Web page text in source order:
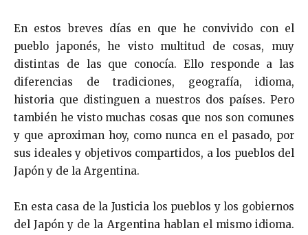
En estos breves días en que he convivido con el
pueblo japonés, he visto multitud de cosas, muy
distintas de las que conocía. Ello responde a las
diferencias de tradiciones, geografía, idioma,
historia que distinguen a nuestros dos países. Pero
también he visto muchas cosas que nos son comunes
y que aproximan hoy, como nunca en el pasado, por
sus ideales y objetivos compartidos, a los pueblos del
Japón y de la Argentina.
En esta casa de la Justicia los pueblos y los gobiernos
del Japón y de la Argentina hablan el mismo idioma.